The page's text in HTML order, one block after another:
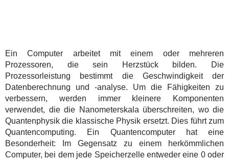
Ein Computer arbeitet mit einem oder mehreren
Prozessoren, die sein Herzstück bilden. Die
Prozessorleistung bestimmt die Geschwindigkeit der
Datenberechnung und -analyse. Um die Fähigkeiten zu
verbessern, werden immer kleinere Komponenten
verwendet, die die Nanometerskala überschreiten, wo die
Quantenphysik die klassische Physik ersetzt. Dies führt zum
Quantencomputing. Ein Quantencomputer hat eine
Besonderheit: Im Gegensatz zu einem herkömmlichen
Computer, bei dem jede Speicherzelle entweder eine 0 oder